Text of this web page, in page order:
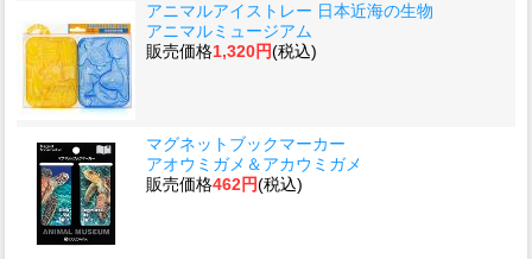
アニマルアイストレー 日本近海の生物
アニマルミュージアム
販売価格1,320円(税込)
マグネットブックマーカー
アオウミガメ＆アカウミガメ
販売価格462円(税込)